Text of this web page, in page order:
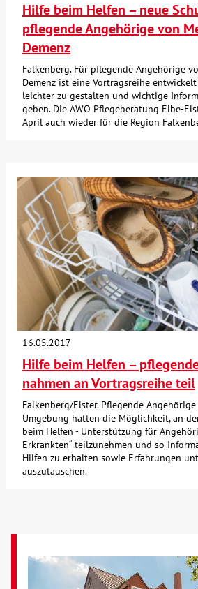
Hilfe beim Helfen – neue
pflegende Angehörige von
Demenz
Falkenberg. Für pflegende Angehörige
Demenz ist eine Vortragsreihe
leichter zu gestalten und wichtige
geben. Die AWO Pflegeberatung Elbe-
April auch wieder für die Region
16.05.2017
Hilfe beim Helfen –
nahmen an Vortragsreihe teil
Falkenberg/Elster. Pflegende
Umgebung hatten die Möglichkeit, an
beim Helfen - Unterstützung für
Erkrankten“ teilzunehmen und so
Hilfen zu erhalten sowie Erfahrungen
auszutauschen.